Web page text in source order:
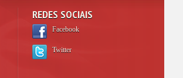
REDES SOCIAIS
Facebook
Twitter